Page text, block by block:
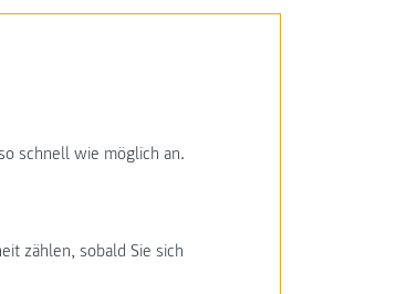
schnell wie möglich an.
zählen, sobald Sie sich